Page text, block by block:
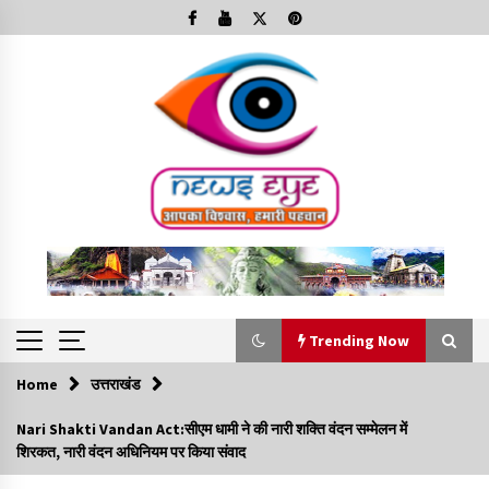
to
Trending Now
Trending Now
Minorities Rights Day : विश्व अल्पसंख्यक अधिकार दिवस
कार्यक्रम में शामिल हुए सीएम,आधुनिक मदरसों का नाम अब्दुल कलाम के नाम
Home उत्तराखंड
Nari Shakti Vandan Act:सीएम धामी ने की नारी शक्ति वंदन सम्मेलन में
शिरकत, नारी वंदन अधिनियम पर किया संवाद